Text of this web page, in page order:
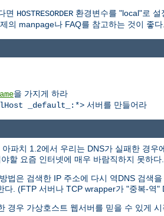
면 HOSTRESORDER 환경변수를 "local"로
의 manpage나 FAQ를 참고하는 것이 좋다.
을 가지게 하라
_default_:*> 서버를 만들어라
파치 1.2에서 우리는 DNS가 실패한 경
할 요즘 인터넷에 매우 바람직하지 못하다.
법은 검색한 IP 주소에 다시 역DNS 검색
. (FTP 서버나 TCP wrapper가 "중복-
경우 가상호스트 웹서버를 믿을 수 있게